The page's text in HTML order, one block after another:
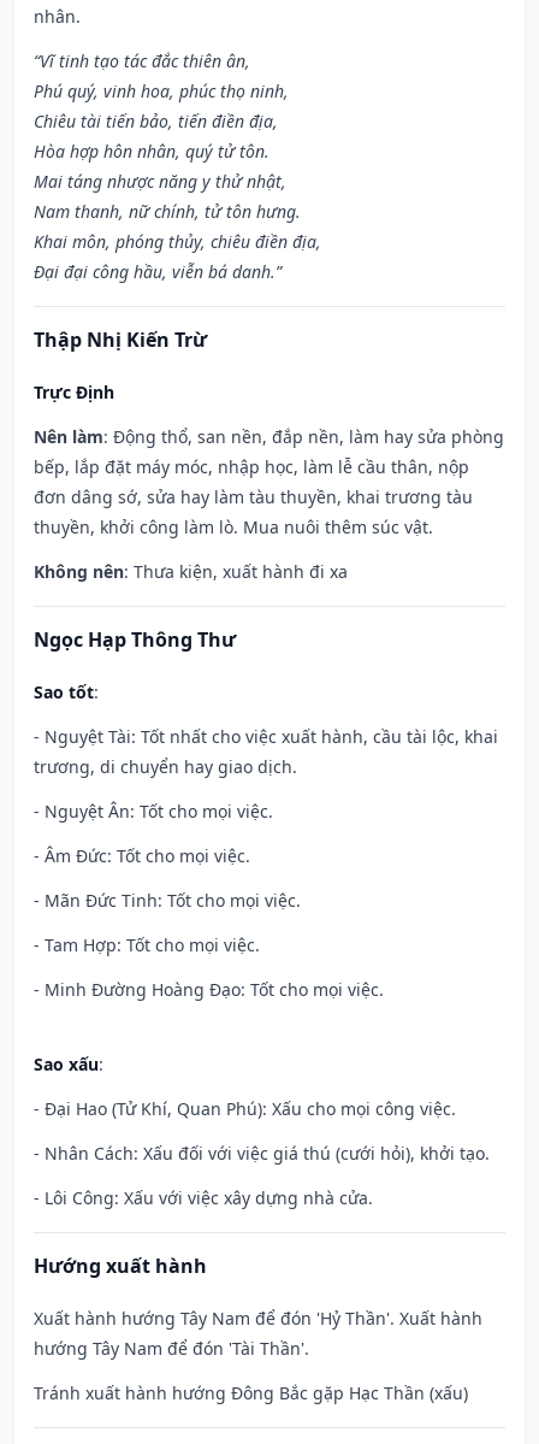
nhân.
“Vĩ tinh tạo tác đắc thiên ân,
Phú quý, vinh hoa, phúc thọ ninh,
Chiêu tài tiến bảo, tiến điền địa,
Hòa hợp hôn nhân, quý tử tôn.
Mai táng nhược năng y thử nhật,
Nam thanh, nữ chính, tử tôn hưng.
Khai môn, phóng thủy, chiêu điền địa,
Đại đại công hầu, viễn bá danh.”
Thập Nhị Kiến Trừ
Trực Định
Nên làm: Động thổ, san nền, đắp nền, làm hay sửa phòng
bếp, lắp đặt máy móc, nhập học, làm lễ cầu thân, nộp
đơn dâng sớ, sửa hay làm tàu thuyền, khai trương tàu
thuyền, khởi công làm lò. Mua nuôi thêm súc vật.
Không nên: Thưa kiện, xuất hành đi xa
Ngọc Hạp Thông Thư
Sao tốt:
- Nguyệt Tài: Tốt nhất cho việc xuất hành, cầu tài lộc, khai
trương, di chuyển hay giao dịch.
- Nguyệt Ân: Tốt cho mọi việc.
- Âm Đức: Tốt cho mọi việc.
- Mãn Đức Tinh: Tốt cho mọi việc.
- Tam Hợp: Tốt cho mọi việc.
- Minh Đường Hoàng Đạo: Tốt cho mọi việc.
Sao xấu:
- Đại Hao (Tử Khí, Quan Phú): Xấu cho mọi công việc.
- Nhân Cách: Xấu đối với việc giá thú (cưới hỏi), khởi tạo.
- Lôi Công: Xấu với việc xây dựng nhà cửa.
Hướng xuất hành
Xuất hành hướng Tây Nam để đón 'Hỷ Thần'. Xuất hành
hướng Tây Nam để đón 'Tài Thần'.
Tránh xuất hành hướng Đông Bắc gặp Hạc Thần (xấu)